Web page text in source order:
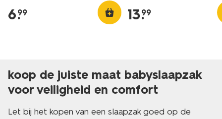
6.
99 13.
99
koop de juiste maat babyslaapzak
voor veiligheid en comfort
Let bij het kopen van een slaapzak goed op de